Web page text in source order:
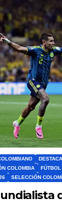
COLOMBIA
SELECCIÓN